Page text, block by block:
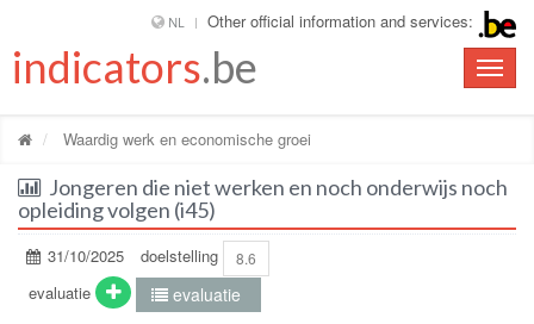
NL Other official information and services:
Toggle
indicators.be
Waardig werk en economische groei
Jongeren die niet werken en noch onderwijs noch
opleiding volgen (i45)
31/10/2025 doelstelling 8.6
evaluatie evaluatie